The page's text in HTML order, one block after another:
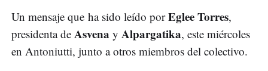
Un mensaje que ha sido leído porEglee Torres,
presidenta de Asvena y Alpargatika, este miércoles
en Antoniutti, junto a otros miembros del colectivo.